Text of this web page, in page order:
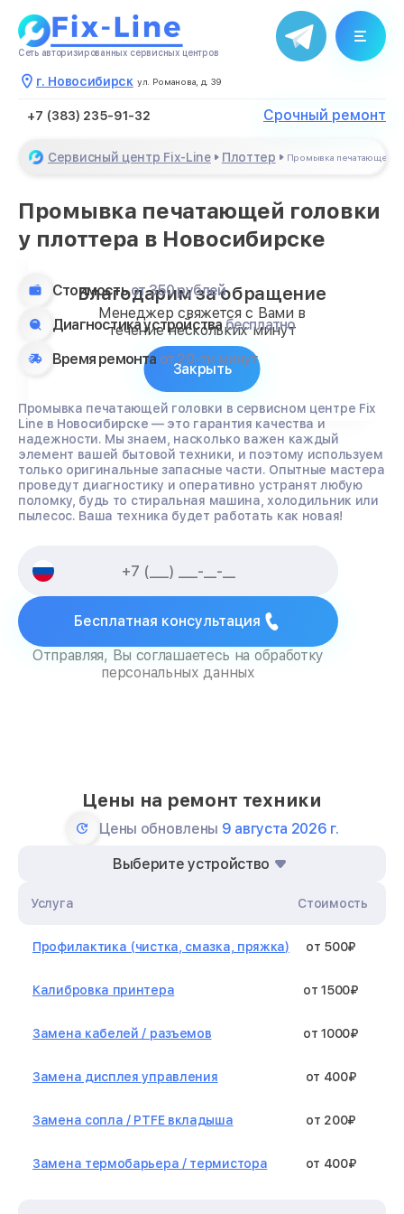
Сеть авторизированных сервисных центров
г. Новосибирск ул. Романова, д. 39
+7 (383) 235-91-32 Срочный ремонт
Сервисный центр Fix-Line Плоттер Промывка печатающей
Промывка печатающей головки
у плоттера в Новосибирске
Стоимостьот 350 рублей
Диагностика устройствабесплатно
Время ремонта от 20-ти минут
Промывка печатающей головки в сервисном центре Fix
Line в Новосибирске — это гарантия качества и
надежности. Мы знаем, насколько важен каждый
элемент вашей бытовой техники, и поэтому используем
только оригинальные запасные части. Опытные мастера
проведут диагностику и оперативно устранят любую
поломку, будь то стиральная машина, холодильник или
пылесос. Ваша техника будет работать как новая!
Бесплатная консультация
Отправляя, Вы соглашаетесь на обработку
персональных данных
Цены на ремонт техники
Цены обновлены 9 августа 2026 г.
Выберите устройство
Услуга Стоимость
Профилактика (чистка, смазка, пряжка) от 500₽
Калибровка принтера от 1500₽
Замена кабелей / разъемов от 1000₽
Замена дисплея управления от 400₽
Замена сопла / PTFE вкладыша от 200₽
Замена термобарьера / термистора от 400₽
Благодарим за обращение
Менеджер свяжется с Вами в
течение нескольких минут
Закрыть